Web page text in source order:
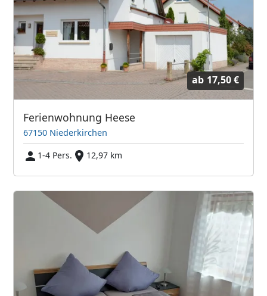
ab 17,50 €
Ferienwohnung Heese
67150 Niederkirchen
1-4 Pers.
12,97 km